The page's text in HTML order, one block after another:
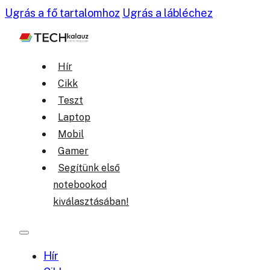
Ugrás a fő tartalomhoz Ugrás a lábléchez
Hír
Cikk
Teszt
Laptop
Mobil
Gamer
Segítünk első
notebookod
kiválasztásában!
Hír